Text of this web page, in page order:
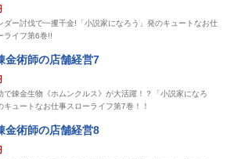
ダー討伐で一攫千金!「小説家になろう」発のキュートなお仕
ライフ第6巻!!
金術師の店舗経営7
で錬金生物《ホムンクルス》が大活躍！？「小説家になろ
キュートなお仕事スローライフ第7巻！！
金術師の店舗経営8